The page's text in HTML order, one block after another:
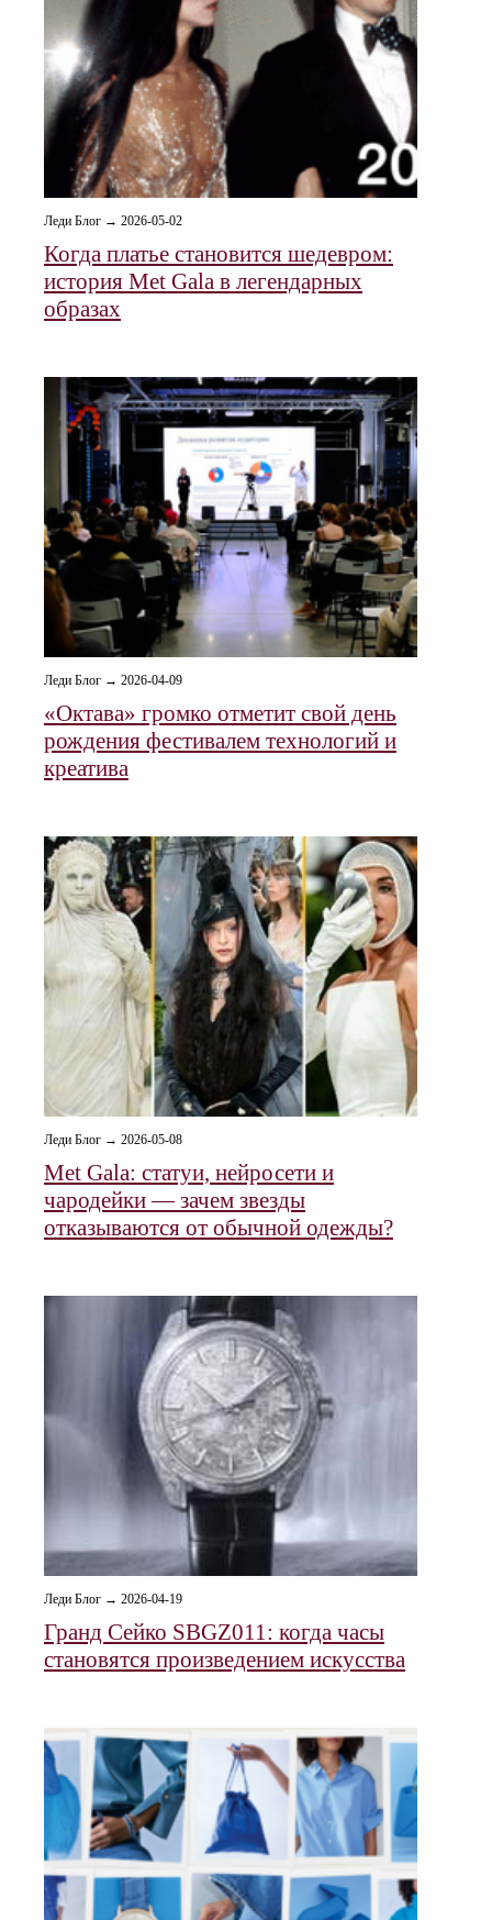
Леди Блог → 2026-05-02
Когда платье становится шедевром:
история Met Gala в легендарных
образах
Леди Блог → 2026-04-09
«Октава» громко отметит свой день
рождения фестивалем технологий и
креатива
Леди Блог → 2026-05-08
Met Gala: статуи, нейросети и
чародейки — зачем звезды
отказываются от обычной одежды?
Леди Блог → 2026-04-19
Гранд Сейко SBGZ011: когда часы
становятся произведением искусства